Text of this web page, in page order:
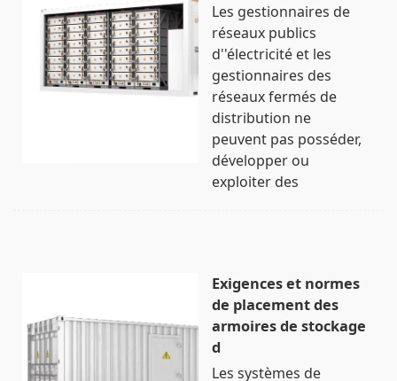
Les gestionnaires de
réseaux publics
d''électricité et les
gestionnaires des
réseaux fermés de
distribution ne
peuvent pas posséder,
développer ou
exploiter des
Exigences et normes
de placement des
armoires de stockage
d
Les systèmes de